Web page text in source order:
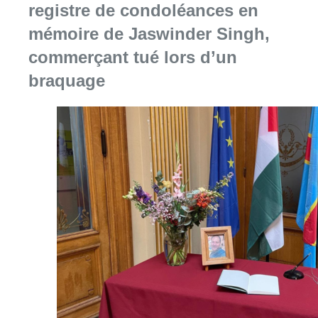
registre de condoléances en
mémoire de Jaswinder Singh,
commerçant tué lors d’un
braquage